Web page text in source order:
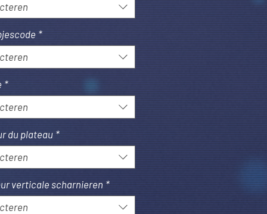
*
*
du plateau *
verticale scharnieren *